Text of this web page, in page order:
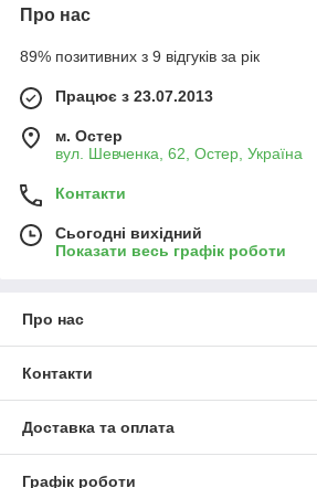
Про нас
89% позитивних з 9 відгуків за рік
Працює з 23.07.2013
м. Остер
вул. Шевченка, 62, Остер, Україна
Контакти
Сьогодні вихідний
Показати весь графік роботи
Про нас
Контакти
Доставка та оплата
Графік роботи